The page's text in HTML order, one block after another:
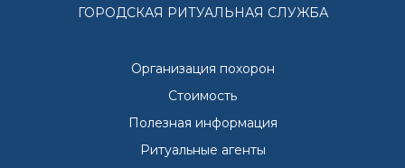
ГОРОДСКАЯ РИТУАЛЬНАЯ СЛУЖБА
Организация похорон
Стоимость
Полезная информация
Ритуальные агенты